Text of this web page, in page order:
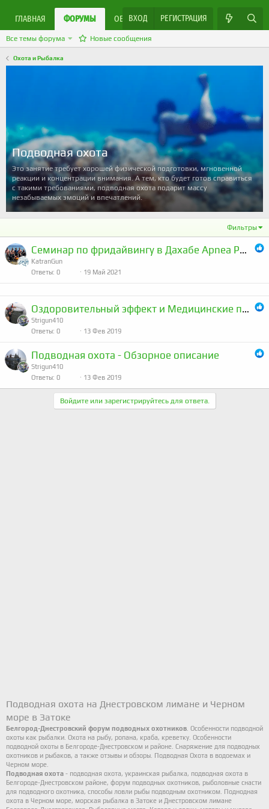
ГЛАВНАЯ ФОРУМЫ ОБЪЯВЛЕНИЯ ЯРМАРКА МАСТЕРОВ
ВХОД РЕГИСТРАЦИЯ
Все темы форума Новые сообщения
Охота и Рыбалка
Подводная охота
Это занятие требует хорошей физической подготовки, мгновенной
реакции и концентрации внимания. А тем, кто будет готов справиться
с такими требованиями, подводная охота подарит массу
незабываемых эмоций и впечатлений.
Фильтры
Семинар по фридайвингу в Дахабе Apnea Pro Олег Гаврилин
KatranGun
Ответы 0 19 Май 2021
Оздоровительный эффект и Медицинские противопоказания
Strigun410
Ответы 0 13 Фев 2019
Подводная охота - Обзорное описание
Strigun410
Ответы 0 13 Фев 2019
Войдите или зарегистрируйтесь для ответа.
Подводная охота на Днестровском лимане и Черном
море в Затоке
Белгород-Днестровский форум подводных охотников . Особенности подводной
охоты как рыбалки. Охота на рыбу, ропана, краба, креветку. Особенности
подводной охоты в Белгороде-Днестровском и районе. Снаряжение для подводных
охотников и рыбаков, а также отзывы и обзоры. Подводная Охота в водоемах и
Черном море.
Подводная охота - подводная охота, украинская рыбалка, подводная охота в
Белгороде-Днестровском районе, форум подводных охотников, рыболовные снасти
для подводного охотника, способы ловли рыбы подводным охотником. Поднодная
охота в Черном море, морская рыбалка в Затоке и Днестровском лимане